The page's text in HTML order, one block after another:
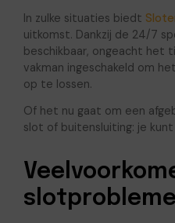
In zulke situaties biedt
uitkomst. Dankzij de 24/7
beschikbaar, ongeacht het
vakman ingeschakeld om
op te lossen.
Of het nu gaat om een
slot of buitensluiting: je